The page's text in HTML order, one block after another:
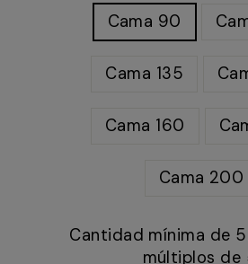
Cama 90
Cama 135
Cama 160
Cama 200
Cantidad mínima de
múltiplos de